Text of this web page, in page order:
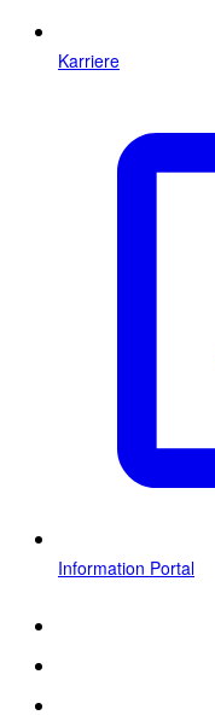
Karriere
Information Portal